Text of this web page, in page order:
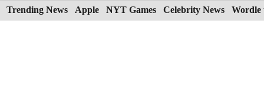
Skip
to
Trending News Apple NYT Games Celebrity News Wordle